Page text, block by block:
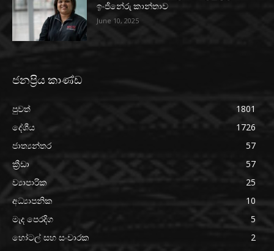
ඉංජිනේරු කාන්තාව
June 10, 2025
ජනප්‍රිය කාණ්ඩ
පුවත්
1801
දේශීය
1726
ජාත්‍යන්තර
57
ක්‍රීඩා
57
ව්‍යාපාරික
25
අධ්‍යාපනික
10
මැද පෙරදිග
5
හෝටල් සහ සංචාරක
2